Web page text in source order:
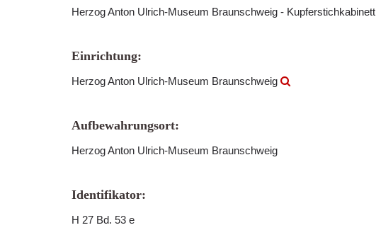
Herzog Anton Ulrich-Museum Braunschweig - Kupferstichkabinett
Einrichtung:
Herzog Anton Ulrich-Museum Braunschweig
Aufbewahrungsort:
Herzog Anton Ulrich-Museum Braunschweig
Identifikator:
H 27 Bd. 53 e